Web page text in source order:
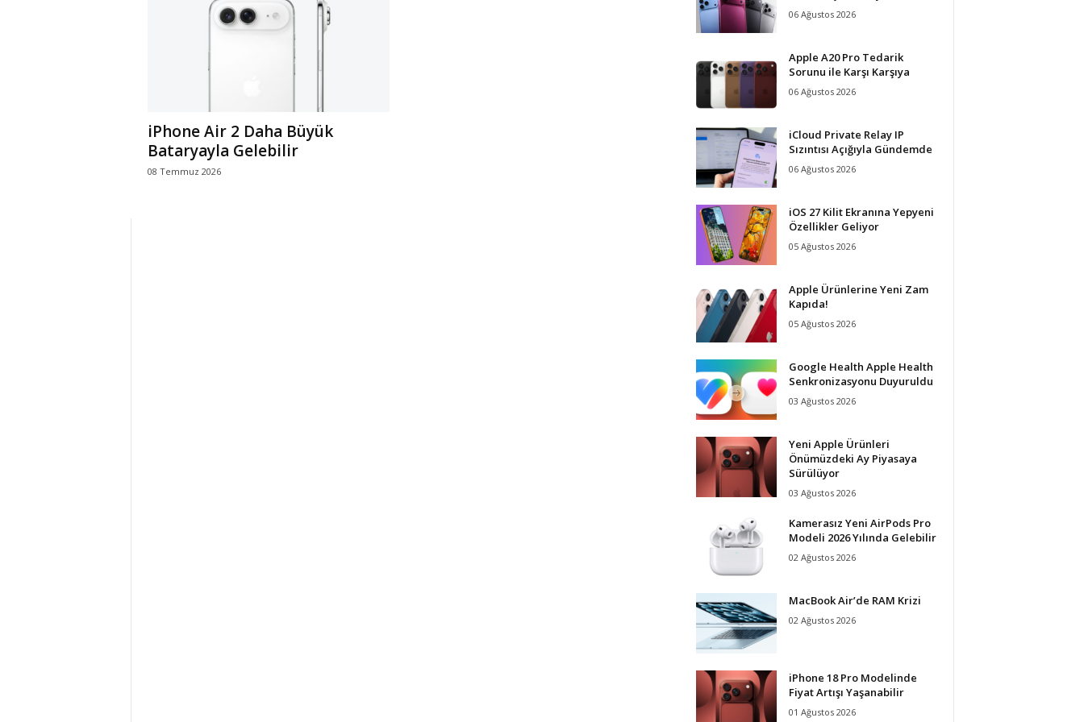
E
iPhone Air 2 Daha Büyük
Bataryayla Gelebilir
08 Temmuz 2026
06 Ağustos 2026
Apple A20 Pro Tedarik
Sorunu ile Karşı Karşıya
06 Ağustos 2026
iCloud Private Relay IP
Sızıntısı Açığıyla Gündemde
06 Ağustos 2026
iOS 27 Kilit Ekranına Yepyeni
Özellikler Geliyor
05 Ağustos 2026
Apple Ürünlerine Yeni Zam
Kapıda!
05 Ağustos 2026
Google Health Apple Health
Senkronizasyonu Duyuruldu
03 Ağustos 2026
Yeni Apple Ürünleri
Önümüzdeki Ay Piyasaya
Sürülüyor
03 Ağustos 2026
Kamerasız Yeni AirPods Pro
Modeli 2026 Yılında Gelebilir
02 Ağustos 2026
MacBook Air’de RAM Krizi
02 Ağustos 2026
iPhone 18 Pro Modelinde
Fiyat Artışı Yaşanabilir
01 Ağustos 2026